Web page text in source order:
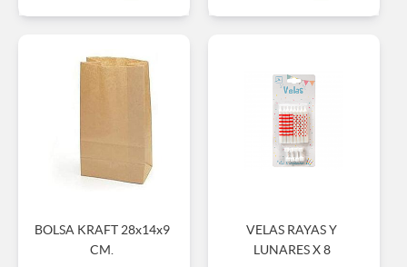
BOLSA KRAFT 28x14x9
CM.
VELAS RAYAS Y
LUNARES X 8